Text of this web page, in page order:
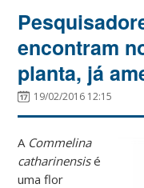
encontram
planta, já
19/02/2016 12:15
A Commelina
catharinensisé
uma flor